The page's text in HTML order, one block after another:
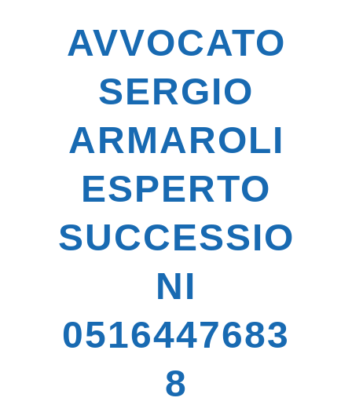
AVVOCATO
SERGIO
ARMAROLI
ESPERTO
SUCCESSIO
NI
0516447683
8